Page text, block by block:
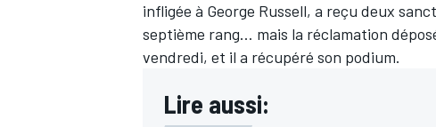
infligée à George Russell, a reçu deux
septième rang… mais la réclamation
vendredi, et il a récupéré son podium.
Lire aussi: